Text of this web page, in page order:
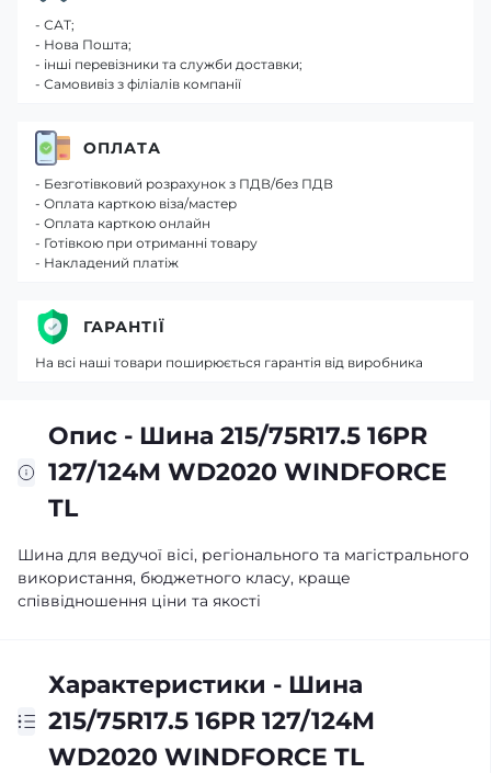
Опис - Шина 215/75R17.5 16PR
127/124M WD2020 WINDFORCE
TL
Шина для ведучої вісі, регіонального та магістрального
використання, бюджетного класу, краще
співвідношення ціни та якості
Характеристики - Шина
215/75R17.5 16PR 127/124M
WD2020 WINDFORCE TL
- САТ;
- Нова Пошта;
- інші перевізники та служби доставки;
- Самовивіз з філіалів компанії
ОПЛАТА
- Безготівковий розрахунок з ПДВ/без ПДВ
- Оплата карткою віза/мастер
- Оплата карткою онлайн
- Готівкою при отриманні товару
- Накладений платіж
ГАРАНТІЇ
На всі наші товари поширюється гарантія від виробника